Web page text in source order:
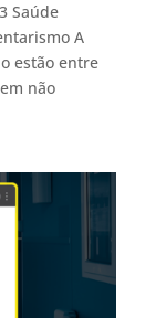
Saúde
A
estão entre
não